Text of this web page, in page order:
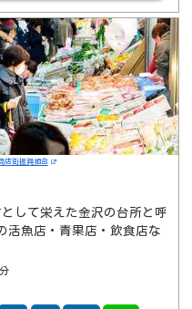
店街振興組合
して栄えた金沢の台所と呼
活魚店・青果店・飲食店な